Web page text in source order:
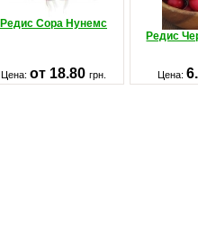
Редис Сора Нунемс
Редис
Цена: от 18.80 грн. Цена: